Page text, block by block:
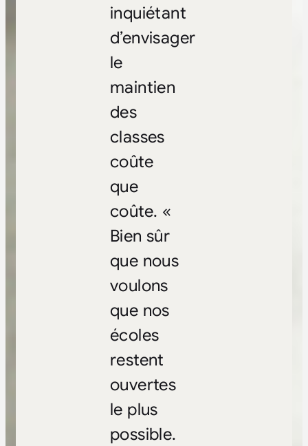
inquiétant
d’envisager
le
maintien
des
classes
coûte
que
coûte. «
Bien sûr
que nous
voulons
que nos
écoles
restent
ouvertes
le plus
possible.